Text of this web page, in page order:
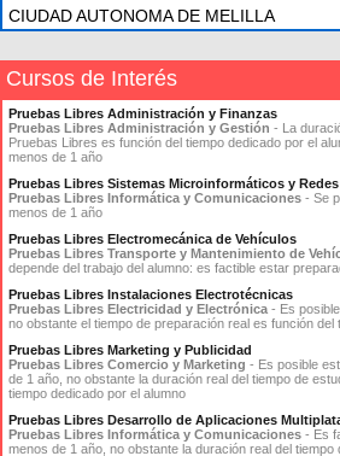
CIUDAD AUTONOMA DE MELILLA
Cursos de Interés
Pruebas Libres Administración y Finanzas
Pruebas Libres Administración y Gestión - La
Pruebas Libres es función del tiempo dedicado por el
menos de 1 año
Pruebas Libres Sistemas Microinformáticos y Redes
Pruebas Libres Informática y Comunicaciones - Se
menos de 1 año
Pruebas Libres Electromecánica de Vehículos
Pruebas Libres Transporte y Mantenimiento de
depende del trabajo del alumno: es factible estar
Pruebas Libres Instalaciones Electrotécnicas
Pruebas Libres Electricidad y Electrónica - Es
no obstante el tiempo de preparación real es función del
Pruebas Libres Marketing y Publicidad
Pruebas Libres Comercio y Marketing - Es posible
de 1 año, no obstante la duración real del tiempo de
tiempo dedicado por el alumno
Pruebas Libres Desarrollo de Aplicaciones
Pruebas Libres Informática y Comunicaciones - Es
menos de 1 año, no obstante la duración real del tiempo